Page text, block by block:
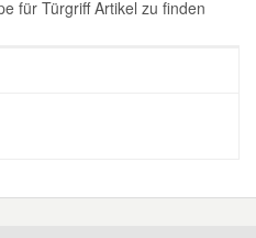
für Türgriff Artikel zu finden